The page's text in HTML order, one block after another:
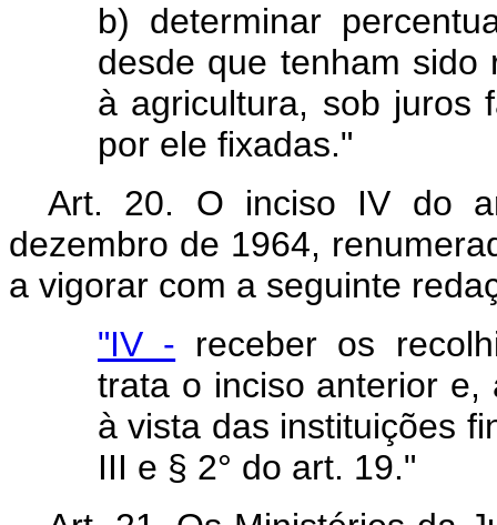
b) determinar
desde que tenham sido
à agricultura, sob juros
por ele fixadas."
Art. 20. O inciso IV do
dezembro de 1964,
a vigorar com a seguinte
"IV - receber os
trata o inciso anterior e,
à vista das instituições
III e § 2° do art. 19."